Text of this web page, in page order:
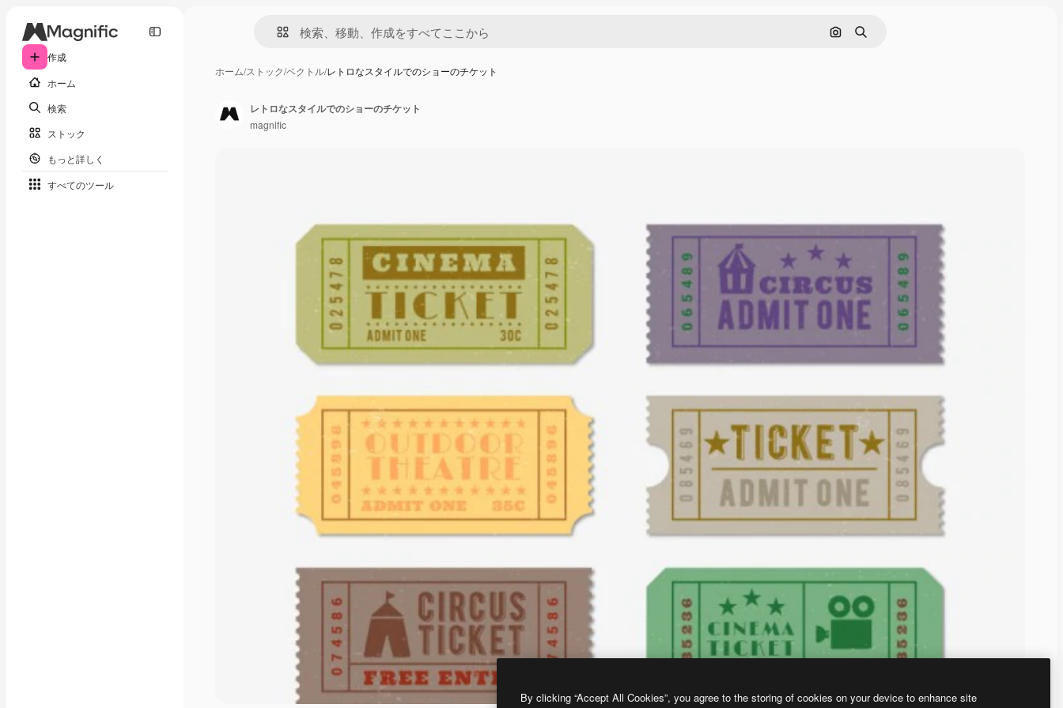
作成
ホーム
検索
ストック
もっと詳しく
すべてのツール
画像で検索
検索
ホーム/ストック/ベクトル/レトロなスタイルでのショーのチケット
レトロなスタイルでのショーのチケット
magnific
By clicking “Accept All Cookies”, you agree to the storing of cookies on your device to enhance site